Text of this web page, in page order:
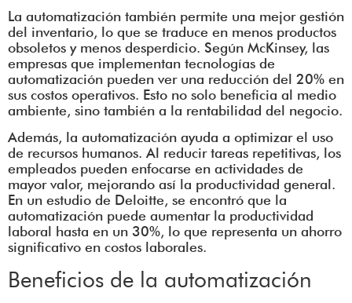
La automatización también permite una mejor gestión
del inventario, lo que se traduce en menos productos
obsoletos y menos desperdicio. Según McKinsey, las
empresas que implementan tecnologías de
automatización pueden ver una reducción del 20% en
sus costos operativos. Esto no solo beneficia al medio
ambiente, sino también a la rentabilidad del negocio.
Además, la automatización ayuda a optimizar el uso
de recursos humanos. Al reducir tareas repetitivas, los
empleados pueden enfocarse en actividades de
mayor valor, mejorando así la productividad general.
En un estudio de Deloitte, se encontró que la
automatización puede aumentar la productividad
laboral hasta en un 30%, lo que representa un ahorro
significativo en costos laborales.
Beneficios de la automatización